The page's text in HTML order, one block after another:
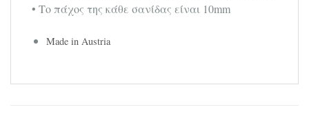
• Το πάχος της κάθε σανίδας είναι 10mm
Made in Austria